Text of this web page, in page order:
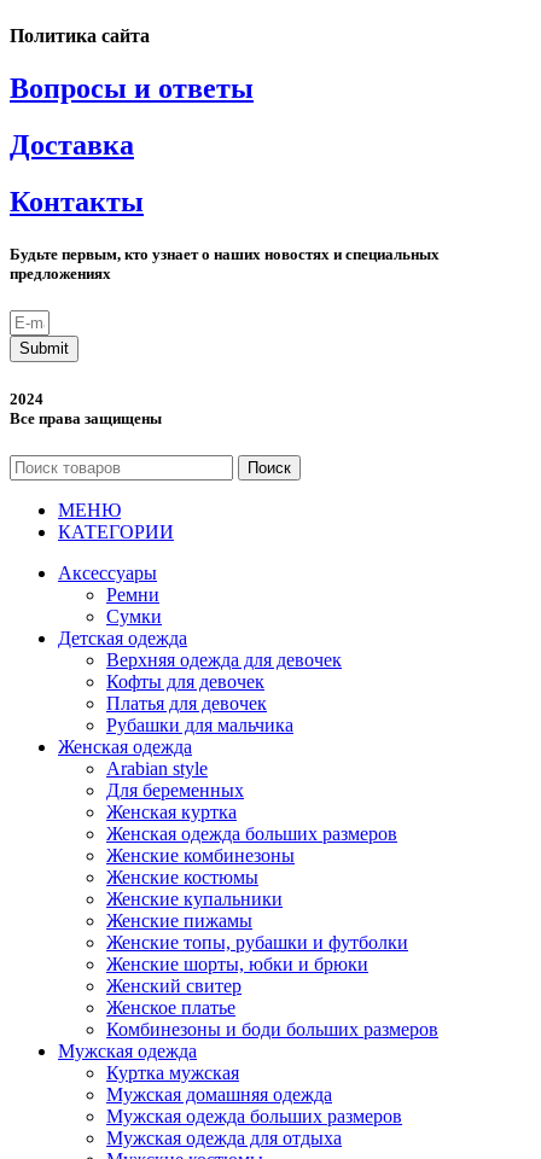
Политика сайта
Вопросы и ответы
Доставка
Контакты
Будьте первым, кто узнает о наших новостях и специальных
предложениях
Submit
2024
Все права защищены
Поиск
МЕНЮ
КАТЕГОРИИ
Аксессуары
Ремни
Сумки
Детская одежда
Верхняя одежда для девочек
Кофты для девочек
Платья для девочек
Рубашки для мальчика
Женская одежда
Arabian style
Для беременных
Женская куртка
Женская одежда больших размеров
Женские комбинезоны
Женские костюмы
Женские купальники
Женские пижамы
Женские топы, рубашки и футболки
Женские шорты, юбки и брюки
Женский свитер
Женское платье
Комбинезоны и боди больших размеров
Мужская одежда
Куртка мужская
Мужская домашняя одежда
Мужская одежда больших размеров
Мужская одежда для отдыха